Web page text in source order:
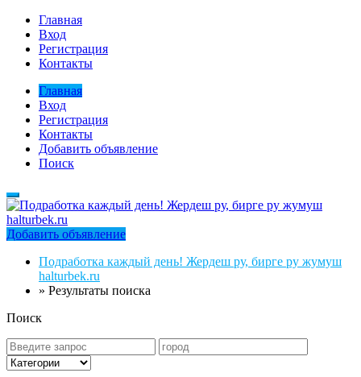
Главная
Вход
Регистрация
Контакты
Главная
Вход
Регистрация
Контакты
Добавить объявление
Поиск
Добавить объявление
Подработка каждый день! Жердеш ру, бирге ру жумуш
halturbek.ru
» Результаты поиска
Поиск